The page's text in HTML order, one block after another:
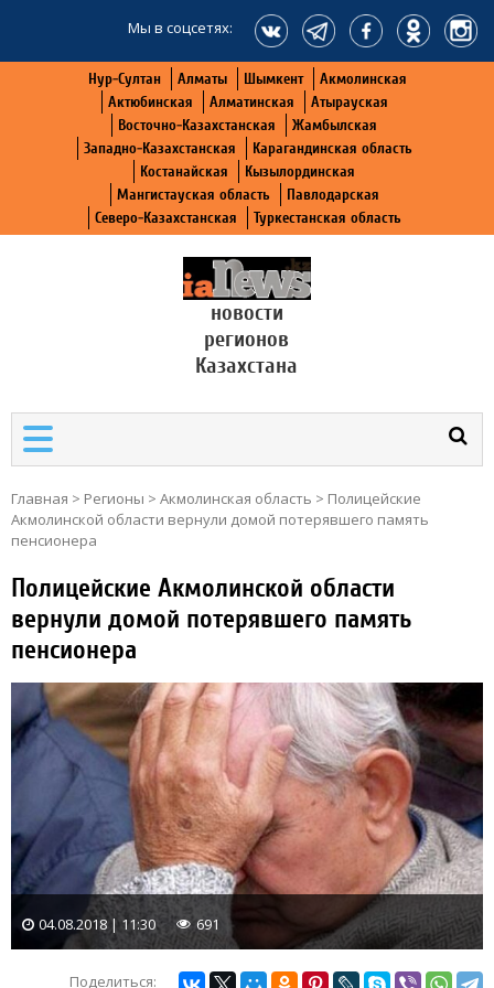
Мы в соцсетях:
Нур-Султан Алматы Шымкент
Акмолинская
Актюбинская
Алматинская
Атырауская
Восточно-Казахстанская
Жамбылская
Западно-Казахстанская
Карагандинская область
Костанайская
Кызылординская
Мангистауская область
Павлодарская
Северо-Казахстанская
Туркестанская область
новости
регионов
Казахстана
Главная > Регионы > Акмолинская область > Полицейские
Акмолинской области вернули домой потерявшего память
пенсионера
Полицейские Акмолинской области
вернули домой потерявшего память
пенсионера
04.08.2018 | 11:30 691
Поделиться: